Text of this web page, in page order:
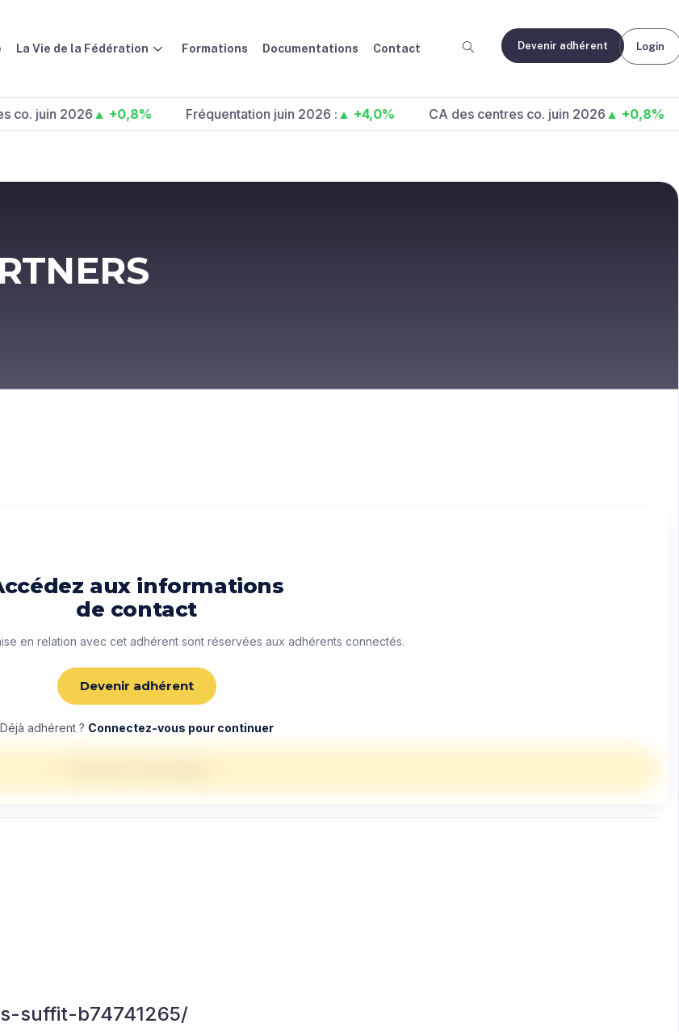
La Vie de la Fédération Formations Documentations Contact Devenir adhérent Login
2026▲ +0,8% Fréquentation juin 2026 :▲ +4,0% CA des centres co. juin 2026▲ +0,8%
aux informations
de contact
en relation avec cet adhérent sont réservées aux adhérents connectés.
Devenir adhérent
Déjà adhérent ? Connectez-vous pour continuer
suffit-b74741265/